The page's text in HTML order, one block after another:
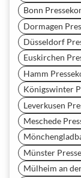
Bonn
Dormagen
Düsseldorf
Euskirchen
Hamm
Königswinter
Leverkusen
Meschede
Münster
Mülheim an